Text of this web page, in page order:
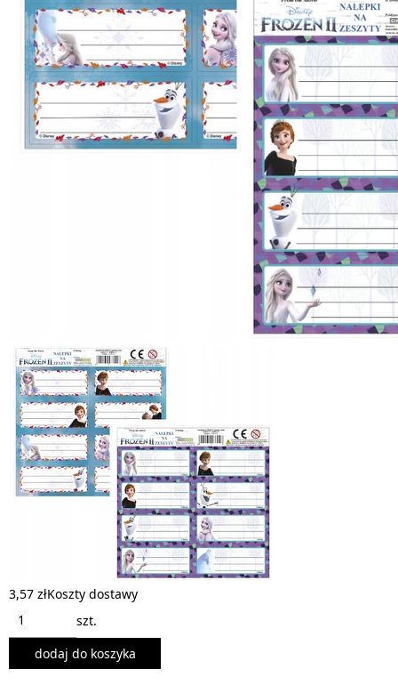
3,57 złKoszty dostawy
szt.
dodaj do koszyka